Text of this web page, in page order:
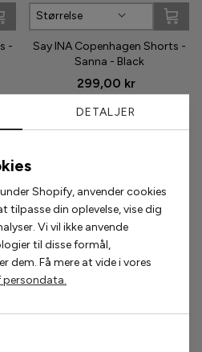
DETALJER
Shopify, anvender cookies
tilpasse din oplevelse, vise dig
Vi vil ikke anvende
til disse formål,
dem. Få mere at vide i vores
-
Størrelse
Say INA Copenhagen Shorts -
Sanna - Black
299,00 kr
accessories
2 for 300,-